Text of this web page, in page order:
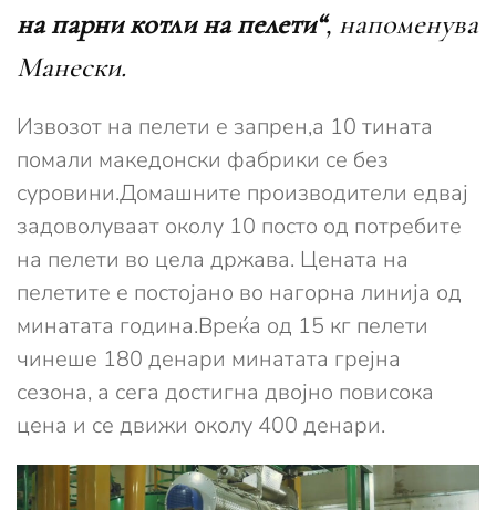
на парни котли на пелети“, напоменува
Манески.
Извозот на пелети е запрен,а 10 тината
помали македонски фабрики се без
суровини.Домашните производители едвај
задоволуваат околу 10 посто од потребите
на пелети во цела држава. Цената на
пелетите е постојано во нагорна линија од
минатата година.Вреќа од 15 кг пелети
чинеше 180 денари минатата грејна
сезона, а сега достигна двојно повисока
цена и се движи околу 400 денари.